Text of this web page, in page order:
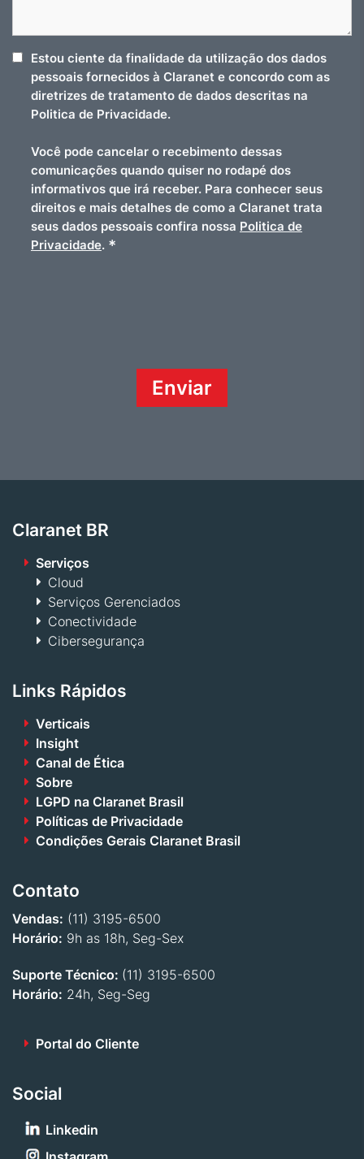
Estou ciente da finalidade da utilização dos dados
pessoais fornecidos à Claranet e concordo com as
diretrizes de tratamento de dados descritas na
Politica de Privacidade.
Você pode cancelar o recebimento dessas
comunicações quando quiser no rodapé dos
informativos que irá receber. Para conhecer seus
direitos e mais detalhes de como a Claranet trata
seus dados pessoais confira nossa Politica de
Privacidade. *
Claranet BR
Serviços
Cloud
Serviços Gerenciados
Conectividade
Cibersegurança
Links Rápidos
Verticais
Insight
Canal de Ética
Sobre
LGPD na Claranet Brasil
Políticas de Privacidade
Condições Gerais Claranet Brasil
Contato
Vendas: (11) 3195-6500
Horário: 9h as 18h, Seg-Sex
Suporte Técnico: (11) 3195-6500
Horário: 24h, Seg-Seg
Portal do Cliente
Social
Linkedin